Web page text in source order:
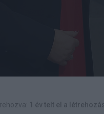
1 év telt el a